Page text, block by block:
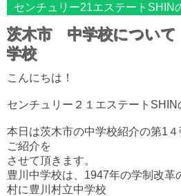
センチュリー21エステートSHIN
茨木市 中学校につい
学校
こんにちは！
センチュリー２１エステートSHIN
本日は茨木市の中学校紹介の第1
ご紹介を
させて頂きます。
豊川中学校は、1947年の学制改革
村に豊川村立中学校